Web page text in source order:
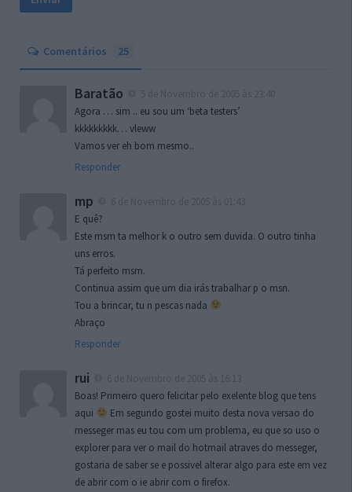
Comentários 25
Baratão
Agora … sim .. eu sou um ‘beta testers’
kkkkkkkkk… vleww
Vamos ver eh bom mesmo..
Responder
mp
E quê?
Este msm ta melhor k o outro sem duvida. O outro tinha
uns erros.
Tá perfeito msm.
Continua assim que um dia irás trabalhar p o msn.
Tou a brincar, tu n pescas nada
Abraço
Responder
rui
Boas! Primeiro quero felicitar pelo exelente blog que tens
aqui
Em segundo gostei muito desta nova versao do
messeger mas eu tou com um problema, eu que so uso o
explorer para ver o mail do hotmail atraves do messeger,
gostaria de saber se e possivel alterar algo para este em vez
de abrir com o ie abrir com o firefox.